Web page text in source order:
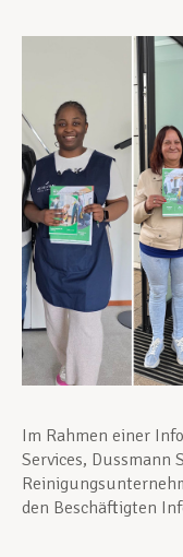
Berufliche
Mitglied
Aktuell
Im Rahmen einer
Services, Dussmann
den Beschäftigten